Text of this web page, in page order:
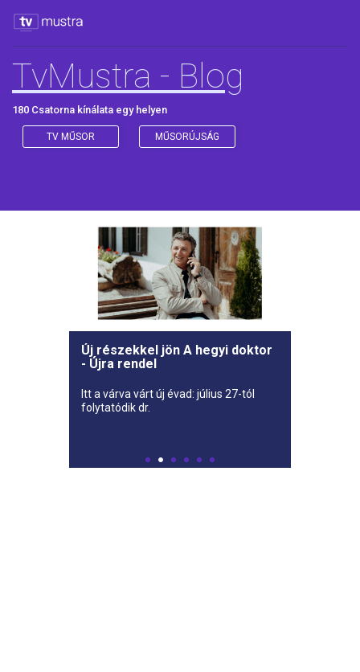
TvMustra - Blog
180 Csatorna kínálata egy helyen
TV MŰSOR MŰSORÚJSÁG
Új részekkel jön A hegyi doktor
- Újra rendel
Itt a várva várt új évad: július 27-tól
folytatódik dr.